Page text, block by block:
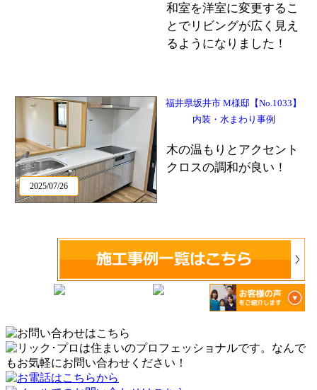
和室を洋室に変更するこ
とでリビングが広く見え
るようになりました！
2025/07/26
福井県坂井市 M様邸【No.1033】
内装・水まわり事例
木の温もりとアクセント
クロスの調和が良い！